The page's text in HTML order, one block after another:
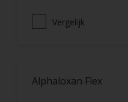
Vergelijk
Alphaloxan Flex